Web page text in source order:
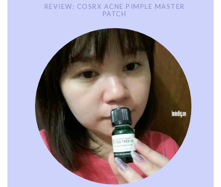
REVIEW: COSRX ACNE PIMPLE MASTER
PATCH